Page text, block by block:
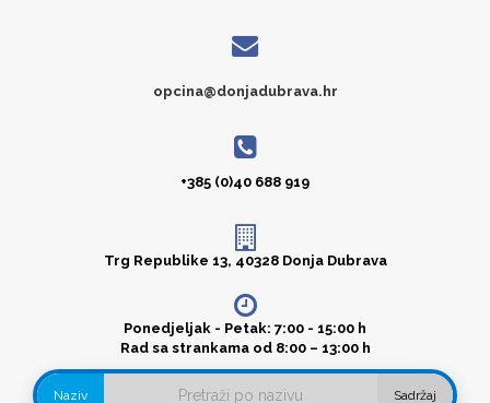
opcina@donjadubrava.hr
+385 (0)40 688 919
Trg Republike 13, 40328 Donja Dubrava
Ponedjeljak - Petak: 7:00 - 15:00 h
Rad sa strankama od 8:00 – 13:00 h
Naziv Sadržaj